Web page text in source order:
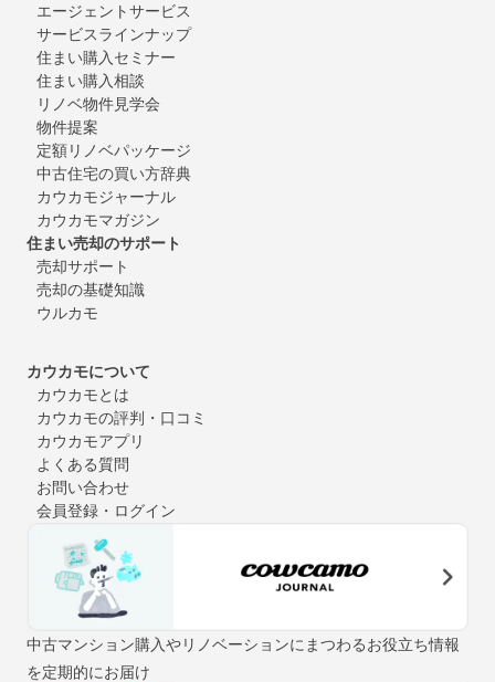
エージェントサービス
サービスラインナップ
住まい購入セミナー
住まい購入相談
リノベ物件見学会
物件提案
定額リノベパッケージ
中古住宅の買い方辞典
カウカモジャーナル
カウカモマガジン
住まい売却のサポート
売却サポート
売却の基礎知識
ウルカモ
カウカモについて
カウカモとは
カウカモの評判・口コミ
カウカモアプリ
よくある質問
お問い合わせ
会員登録・ログイン
中古マンション購入やリノベーションにまつわるお役立ち情報
を定期的にお届け